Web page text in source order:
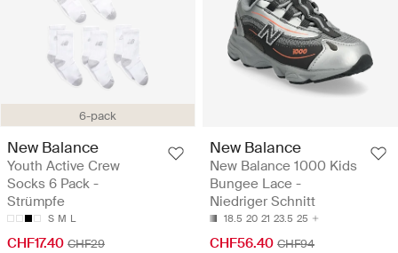
6-pack
New Balance
Youth Active Crew
Socks 6 Pack -
Strümpfe
S M L
CHF17.40 CHF29
New Balance
New Balance 1000 Kids
Bungee Lace -
Niedriger Schnitt
18.5 20 21 23.5 25
CHF56.40 CHF94